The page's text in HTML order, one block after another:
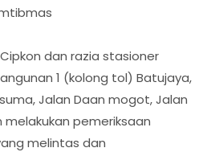
dan razia stasioner
1 (kolong tol) Batujaya,
Jalan Daan mogot, Jalan
pemeriksaan
melintas dan